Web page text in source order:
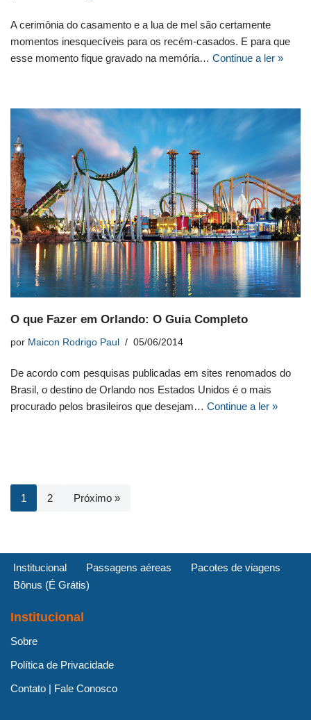
A cerimônia do casamento e a lua de mel são certamente
momentos inesquecíveis para os recém-casados. E para que
esse momento fique gravado na memória… Continue a ler »
O que Fazer em Orlando: O Guia Completo
por Maicon Rodrigo Paul 05/06/2014
De acordo com pesquisas publicadas em sites renomados do
Brasil, o destino de Orlando nos Estados Unidos é o mais
procurado pelos brasileiros que desejam… Continue a ler »
1 2 Próximo »
Institucional Passagens aéreas
Pacotes de viagens
Bônus (É Grátis)
Institucional
Sobre
Política de Privacidade
Contato | Fale Conosco